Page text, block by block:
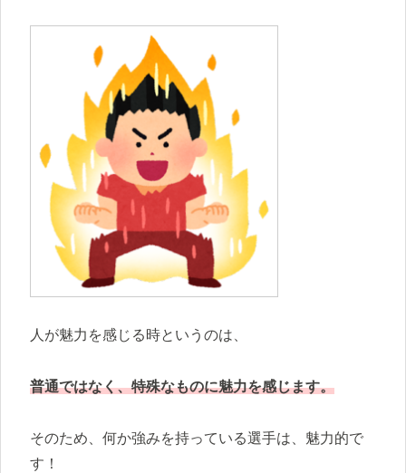
人が魅力を感じる時というのは、
普通ではなく、特殊なものに魅力を感じます。
そのため、何か強みを持っている選手は、魅力的で
す！